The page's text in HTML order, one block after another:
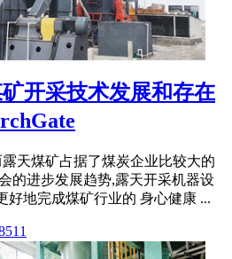
开采技术发展和存在
天煤矿占据了煤炭企业比较大的
的进步发展趋势,露天开采机器设
好地完成煤矿行业的 身心健康 ...